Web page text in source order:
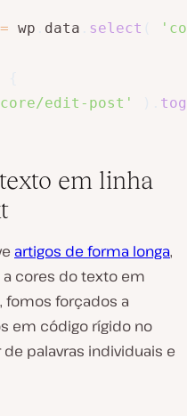
= wp data select
edit-post'
em linha
artigos de forma longa,
cores do texto em
fomos forçados a
em código rígido no
palavras individuais e